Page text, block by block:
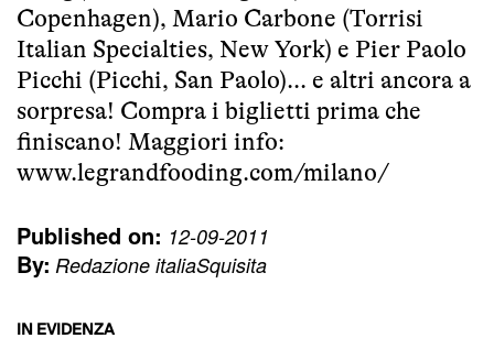
Copenhagen), Mario Carbone (Torrisi
Italian Specialties, New York) e Pier Paolo
Picchi (Picchi, San Paolo)... e altri ancora a
sorpresa! Compra i biglietti prima che
finiscano! Maggiori info:
www.legrandfooding.com/milano/
Published on: 12-09-2011
By: Redazione italiaSquisita
IN EVIDENZA